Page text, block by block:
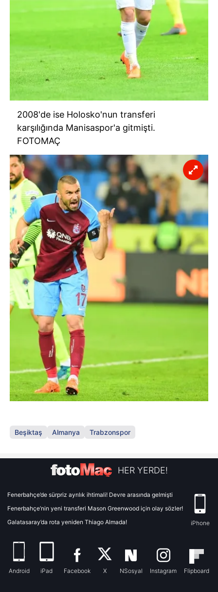
2008'de ise Holosko'nun transferi
karşılığında Manisaspor'a gitmişti.
FOTOMAÇ
Beşiktaş Almanya Trabzonspor
HER YERDE!
Fenerbahçe’de sürpriz ayrılık ihtimali! Devre arasında gelmişti
Fenerbahçe’nin yeni transferi Mason Greenwood için olay sözler!
Galatasaray’da rota yeniden Thiago Almada!
iPhone
Android iPad Facebook X NSosyal Instagram Flipboard